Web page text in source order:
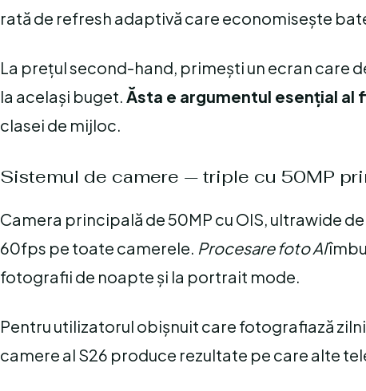
rată de refresh adaptivă care economisește
La prețul second-hand, primești un ecran care
la același buget. Ăsta e argumentul esențial
clasei de mijloc.
Sistemul de camere — triple cu 50MP
Camera principală de 50MP cu OIS, ultrawide
60fps pe toate camerele. Procesare foto AI
fotografii de noapte și la portrait mode.
Pentru utilizatorul obișnuit care fotografiază
camere al S26 produce rezultate pe care alte